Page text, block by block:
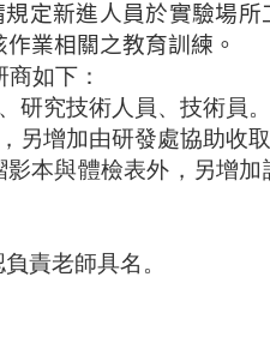
定新進人員於實驗場
業相關之教育訓練。
商如下：
研究技術人員、技術員。
增加由研發處協助收取
本與體檢表外，另增
責老師具名。